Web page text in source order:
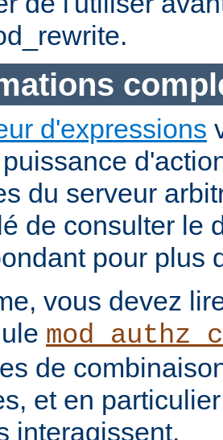
d'expressions
du serveur
de consulter le
pour plus
vous devez
de
et en
interagissent.